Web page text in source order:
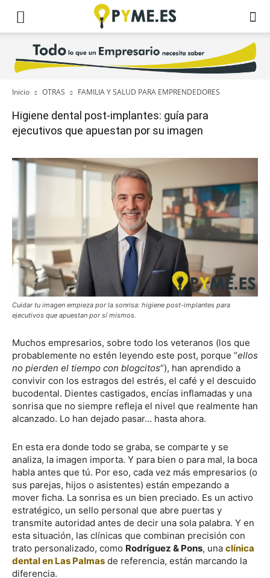
Inicio OTRAS FAMILIA Y SALUD PARA EMPRENDEDORES
Higiene dental post-implantes: guía para
ejecutivos que apuestan por su imagen
Cuidar tu imagen empieza por la sonrisa: higiene post-implantes para
ejecutivos que apuestan por sí mismos.
Muchos empresarios, sobre todo los veteranos (los que
probablemente no estén leyendo este post, porque “ellos
no pierden el tiempo con blogcitos”), han aprendido a
convivir con los estragos del estrés, el café y el descuido
bucodental. Dientes castigados, encías inflamadas y una
sonrisa que no siempre refleja el nivel que realmente han
alcanzado. Lo han dejado pasar… hasta ahora.
En esta era donde todo se graba, se comparte y se
analiza, la imagen importa. Y para bien o para mal, la boca
habla antes que tú. Por eso, cada vez más empresarios (o
sus parejas, hijos o asistentes) están empezando a
mover ficha. La sonrisa es un bien preciado. Es un activo
estratégico, un sello personal que abre puertas y
transmite autoridad antes de decir una sola palabra. Y en
esta situación, las clínicas que combinan precisión con
trato personalizado, como Rodríguez & Pons, una clínica
dental en Las Palmas de referencia, están marcando la
diferencia.